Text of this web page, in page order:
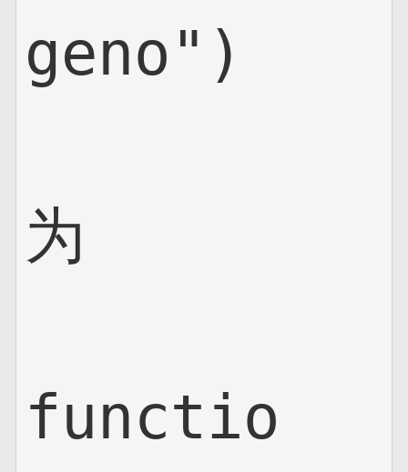
geno")
为
functio